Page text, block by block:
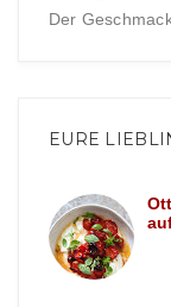
Der
EURE